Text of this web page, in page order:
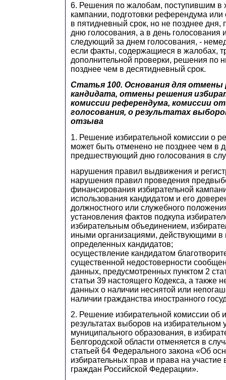
6. Решения по жалобам, поступившим в
кампании, подготовки референдума
в пятидневный срок, но не позднее
дню голосования, а в день голосования
следующий за днем голосования, -
если факты, содержащиеся в жалобах,
дополнительной проверки, решения по
позднее чем в десятидневный срок.
Статья 100. Основания для отмены
кандидата, отмены решения
комиссии референдума, комиссии
голосования, о результатах
отзыва
1. Решение избирательной комиссии о
может быть отменено не позднее чем в
предшествующий дню голосования в
нарушения правил выдвижения и
нарушения правил проведения
финансирования избирательной
использования кандидатом и его
должностного или служебного
установления фактов подкупа
избирательным объединением,
иными организациями, действующими в
определенных кандидатов;
осуществление кандидатом
существенной недостоверности
данных, предусмотренных пунктом 2
статьи 39 настоящего Кодекса, а также
данных о наличии неснятой или
наличии гражданства иностранного
2. Решение избирательной комиссии об
результатах выборов на избирательном
муниципального образования, в
Белгородской области отменяется в
статьей 64 Федерального закона «Об
избирательных прав и права на
граждан Российской Федерации».